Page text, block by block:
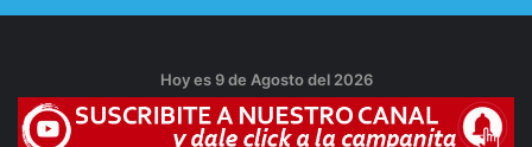
Hoy es 9 de Agosto del 2026